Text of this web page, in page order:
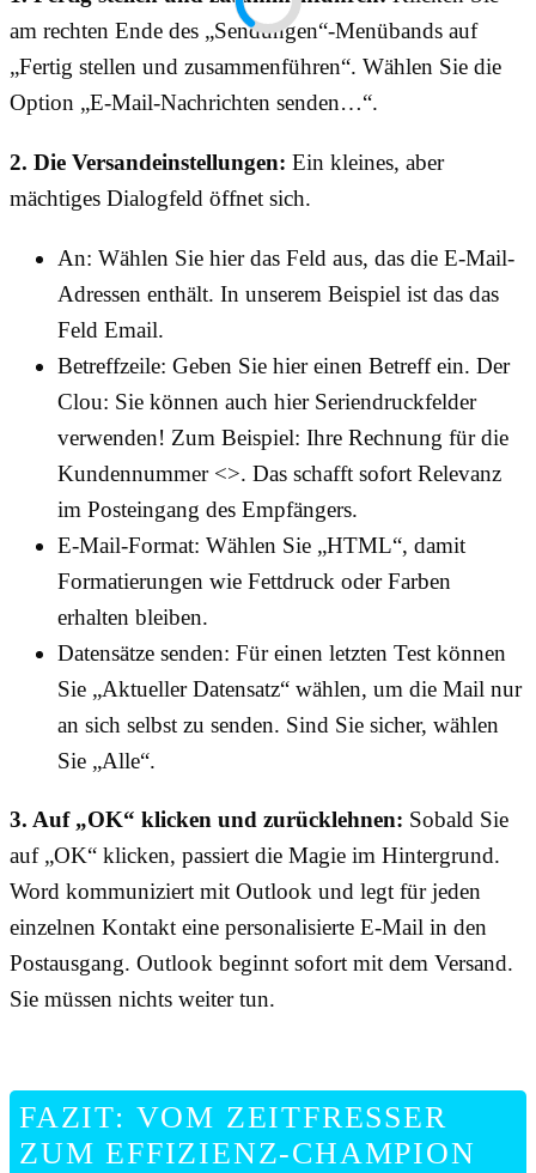
am rechten Ende des „Sendungen“-Menübands auf
„Fertig stellen und zusammenführen“. Wählen Sie die
Option „E-Mail-Nachrichten senden…“.
2. Die Versandeinstellungen: Ein kleines, aber
mächtiges Dialogfeld öffnet sich.
An: Wählen Sie hier das Feld aus, das die E-Mail-
Adressen enthält. In unserem Beispiel ist das das
Feld Email.
Betreffzeile: Geben Sie hier einen Betreff ein. Der
Clou: Sie können auch hier Seriendruckfelder
verwenden! Zum Beispiel: Ihre Rechnung für die
Kundennummer <>. Das schafft sofort Relevanz
im Posteingang des Empfängers.
E-Mail-Format: Wählen Sie „HTML“, damit
Formatierungen wie Fettdruck oder Farben
erhalten bleiben.
Datensätze senden: Für einen letzten Test können
Sie „Aktueller Datensatz“ wählen, um die Mail nur
an sich selbst zu senden. Sind Sie sicher, wählen
Sie „Alle“.
3. Auf „OK“ klicken und zurücklehnen: Sobald Sie
auf „OK“ klicken, passiert die Magie im Hintergrund.
Word kommuniziert mit Outlook und legt für jeden
einzelnen Kontakt eine personalisierte E-Mail in den
Postausgang. Outlook beginnt sofort mit dem Versand.
Sie müssen nichts weiter tun.
FAZIT: VOM ZEITFRESSER
ZUM EFFIZIENZ-CHAMPION